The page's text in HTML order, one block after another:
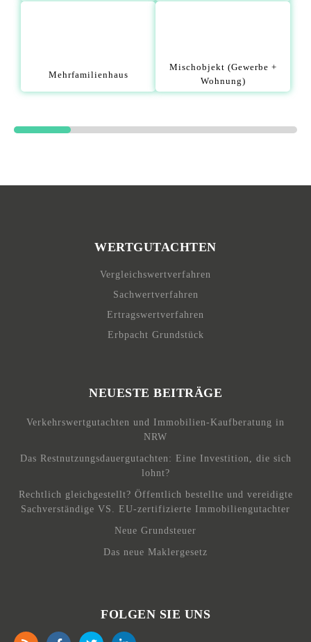
Mehrfamilienhaus
Mischobjekt (Gewerbe +
Wohnung)
WERTGUTACHTEN
Vergleichswertverfahren
Sachwertverfahren
Ertragswertverfahren
Erbpacht Grundstück
NEUESTE BEITRÄGE
Verkehrswertgutachten und Immobilien-Kaufberatung in
NRW
Das Restnutzungsdauergutachten: Eine Investition, die sich
lohnt?
Rechtlich gleichgestellt? Öffentlich bestellte und vereidigte
Sachverständige VS. EU-zertifizierte Immobiliengutachter
Neue Grundsteuer
Das neue Maklergesetz
FOLGEN SIE UNS